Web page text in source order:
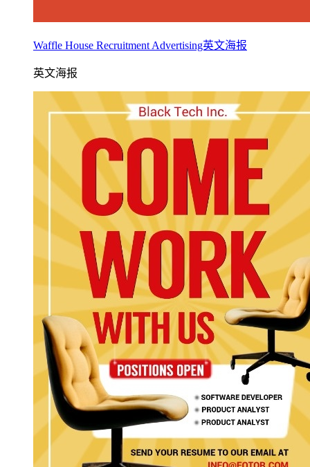
Waffle House Recruitment Advertising英文海报
英文海报